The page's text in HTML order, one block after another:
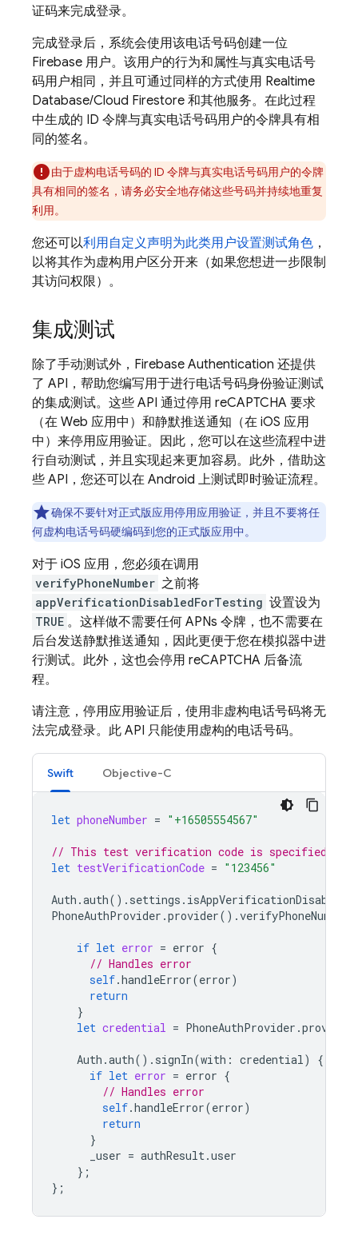
证码来完成登录。
完成登录后，系统会使用该电话号码创建一位
Firebase 用户。该用户的行为和属性与真实电话号
码用户相同，并且可通过同样的方式使用 Realtime
Database/Cloud Firestore 和其他服务。在此过程
中生成的 ID 令牌与真实电话号码用户的令牌具有相
同的签名。
由于虚构电话号码的 ID 令牌与真实电话号码用户的令牌
具有相同的签名，请务必安全地存储这些号码并持续地重复
利用。
您还可以利用自定义声明为此类用户设置测试角色 ，
以将其作为虚构用户区分开来（如果您想进一步限制
其访问权限）。
集成测试
除了手动测试外， Firebase Authentication 还提供
了 API，帮助您编写用于进行电话号码身份验证测试
的集成测试。这些 API 通过停用 reCAPTCHA 要求
（在 Web 应用中）和静默推送通知（在 iOS 应用
中）来停用应用验证。因此，您可以在这些流程中进
行自动测试，并且实现起来更加容易。此外，借助这
些 API，您还可以在 Android 上测试即时验证流程。
确保不要针对正式版应用停用应用验证，并且不要将任
何虚构电话号码硬编码到您的正式版应用中。
对于 iOS 应用，您必须在调用
verifyPhoneNumber 之前将
appVerificationDisabledForTesting 设置设为
TRUE 。这样做不需要任何 APNs 令牌，也不需要在
后台发送静默推送通知，因此更便于您在模拟器中进
行测试。此外，这也会停用 reCAPTCHA 后备流
程。
请注意，停用应用验证后，使用非虚构电话号码将无
法完成登录。此 API 只能使用虚构的电话号码。
Swift Objective-C
let phoneNumber = "+16505554567"
// This test verification code is specified for
let testVerificationCode = "123456"
Auth .auth(). settings .
PhoneAuthProvider .provider().verifyPhoneNumber
if let error = error {
// Handles error
self.handleError(error)
return
}
let credential = PhoneAuthProvider .provider
Auth .auth(). signIn(with : credential) {
if let error = error {
// Handles error
self.handleError(error)
return
}
_user = authResult.user
};
};